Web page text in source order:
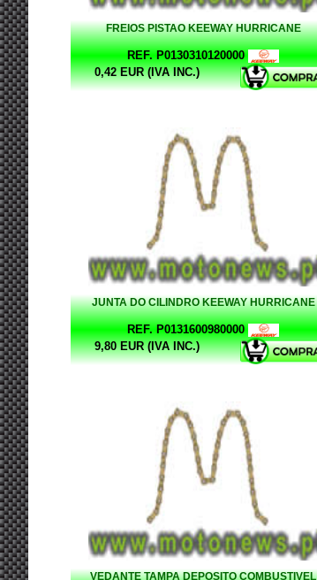
FREIOS PISTAO KEEWAY HURRICANE
REF. P0130310120000
0,42 EUR (IVA INC.)
JUNTA DO CILINDRO KEEWAY HURRICANE
REF. P0131600980000
9,80 EUR (IVA INC.)
VEDANTE TAMPA DEPOSITO COMBUSTIVEL